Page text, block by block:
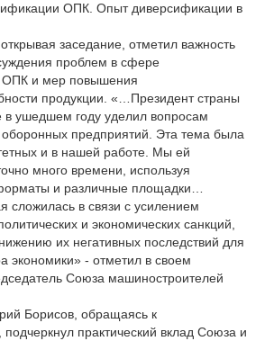
ОПК. Опыт диверсификации в
заседание, отметил важность
проблем в сфере
ОПК и мер повышения
продукции. «…Президент страны
в ушедшем году уделил вопросам
предприятий. Эта тема была
и в нашей работе. Мы ей
много времени, используя
и различные площадки…
сложилась в связи с усилением
и экономических санкций,
их негативных последствий для
экономики» - отметил в своем
Союза машиностроителей
Борисов, обращаясь к
практический вклад Союза и